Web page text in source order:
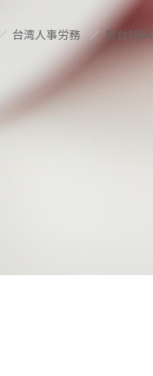
台湾人事労務 日台M&A